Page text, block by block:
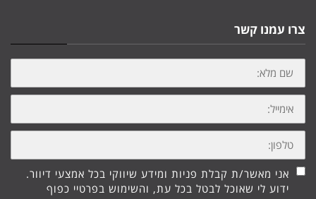
צרו עמנו קשר
שם
מלא:
אימייל:
טלפון:
אני מאשר/ת קבלת פניות ומידע שיווקי בכל אמצעי דיוור.
ידוע לי שאוכל לבטל בכל עת, והשימוש בפרטיי כפוף